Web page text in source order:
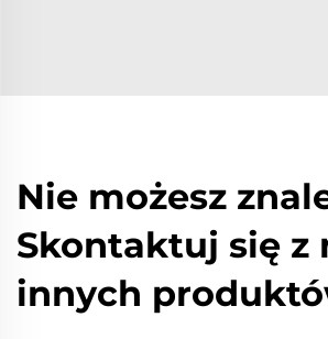
Nie możesz
Skontaktuj się z
innych